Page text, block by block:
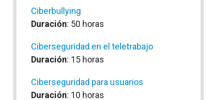
Ciberbullying
Duración: 50 horas
Ciberseguridad en el teletrabajo
Duración: 15 horas
Ciberseguridad para usuarios
Duración: 10 horas